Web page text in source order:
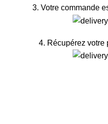
3. Votre commande
4. Récupérez votre